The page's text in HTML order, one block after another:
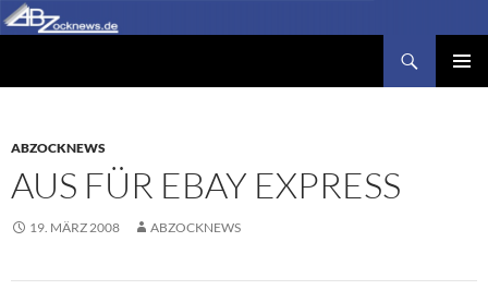
Zum
Inhalt
ABZOCKNEWS
AUS FÜR EBAY EXPRESS
19. MÄRZ 2008 ABZOCKNEWS